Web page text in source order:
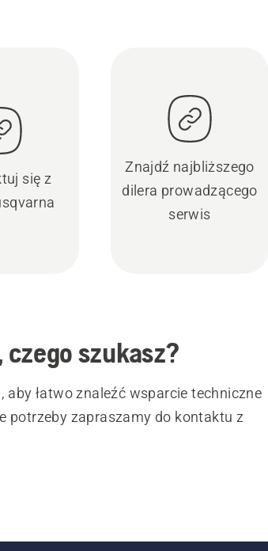
się z
Znajdź najbliższego
dilera prowadzącego
serwis
szukasz?
łatwo znaleźć wsparcie techniczne
potrzeby zapraszamy do kontaktu z